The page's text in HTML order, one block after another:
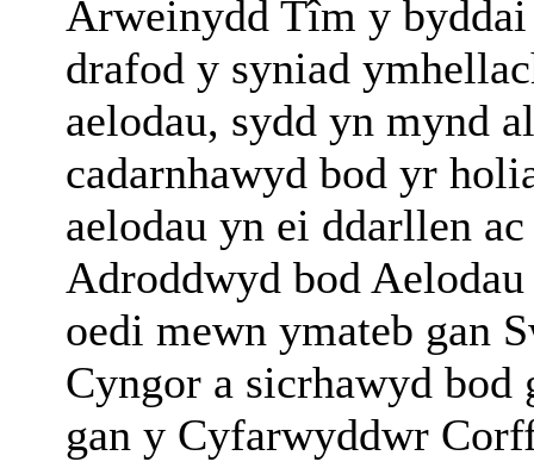
Arweinydd Tîm y
drafod y syniad
aelodau, sydd yn mynd
cadarnhawyd bod yr
aelodau yn ei ddarllen
Adroddwyd bod
oedi mewn ymateb gan
Cyngor a sicrhawyd
gan y Cyfarwyddwr